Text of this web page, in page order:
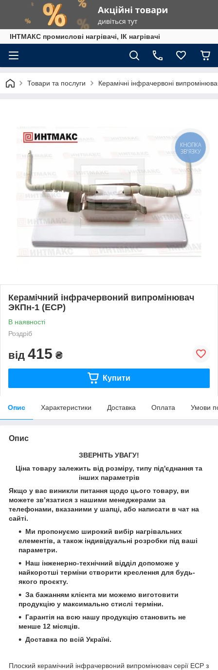
ІНТМАКС промислові нагрівачі, ІК нагрівачі
Товари та послуги Керамічні інфрачервоні
Керамічний інфрачервоний випромінювач
ЭКПн-1 (ECP)
В наявності
Роздріб
від 415 ₴
Купити
Опис Характеристики Доставка Оплата Умови
Опис
ЗВЕРНІТЬ УВАГУ!
Ціна товару залежить від розміру, типу під'єднання та
інших параметрів
Якщо у вас виникли питання щодо цього товару, ви
можете зв’язатися з нашими менеджерами за
телефонами, вказаними у шапці, або написати в чат на
сайті.
Ми пропонуємо широкий вибір нагрівальних
елементів, а також індивідуальні розробки під ваші
параметри.
Наш інженерно-технічний відділ допоможе у
найкоротші терміни створити креслення для будь-
якого проєкту.
За бажанням клієнта ми можемо виготовити
продукцію у максимально стислі терміни.
Гарантія на всю нашу продукцію становить не
менше 12 місяців.
Доставка по всій Україні.
Плоский керамічний інфрачервоний випромінювач серії ECP з
КНОПКА
ЗВ'ЯЗКУ